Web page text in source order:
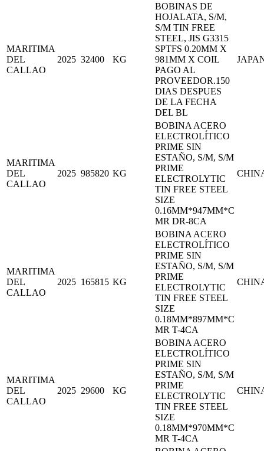
MARITIMA
DEL
CALLAO
2025 32400 KG
BOBINAS DE
HOJALATA, S/M,
S/M TIN FREE
STEEL, JIS G3315
SPTFS 0.20MM X
981MM X COIL
PAGO AL
PROVEEDOR.150
DIAS DESPUES
DE LA FECHA
DEL BL
MARITIMA
DEL
CALLAO
2025 985820 KG
BOBINA ACERO
ELECTROLÍTICO
PRIME SIN
ESTAÑO, S/M, S/M
PRIME
ELECTROLYTIC
TIN FREE STEEL
SIZE
0.16MM*947MM*C
MR DR-8CA
MARITIMA
DEL
CALLAO
2025 165815 KG
BOBINA ACERO
ELECTROLÍTICO
PRIME SIN
ESTAÑO, S/M, S/M
PRIME
ELECTROLYTIC
TIN FREE STEEL
SIZE
0.18MM*897MM*C
MR T-4CA
MARITIMA
DEL
CALLAO
2025 29600 KG
BOBINA ACERO
ELECTROLÍTICO
PRIME SIN
ESTAÑO, S/M, S/M
PRIME
ELECTROLYTIC
TIN FREE STEEL
SIZE
0.18MM*970MM*C
MR T-4CA